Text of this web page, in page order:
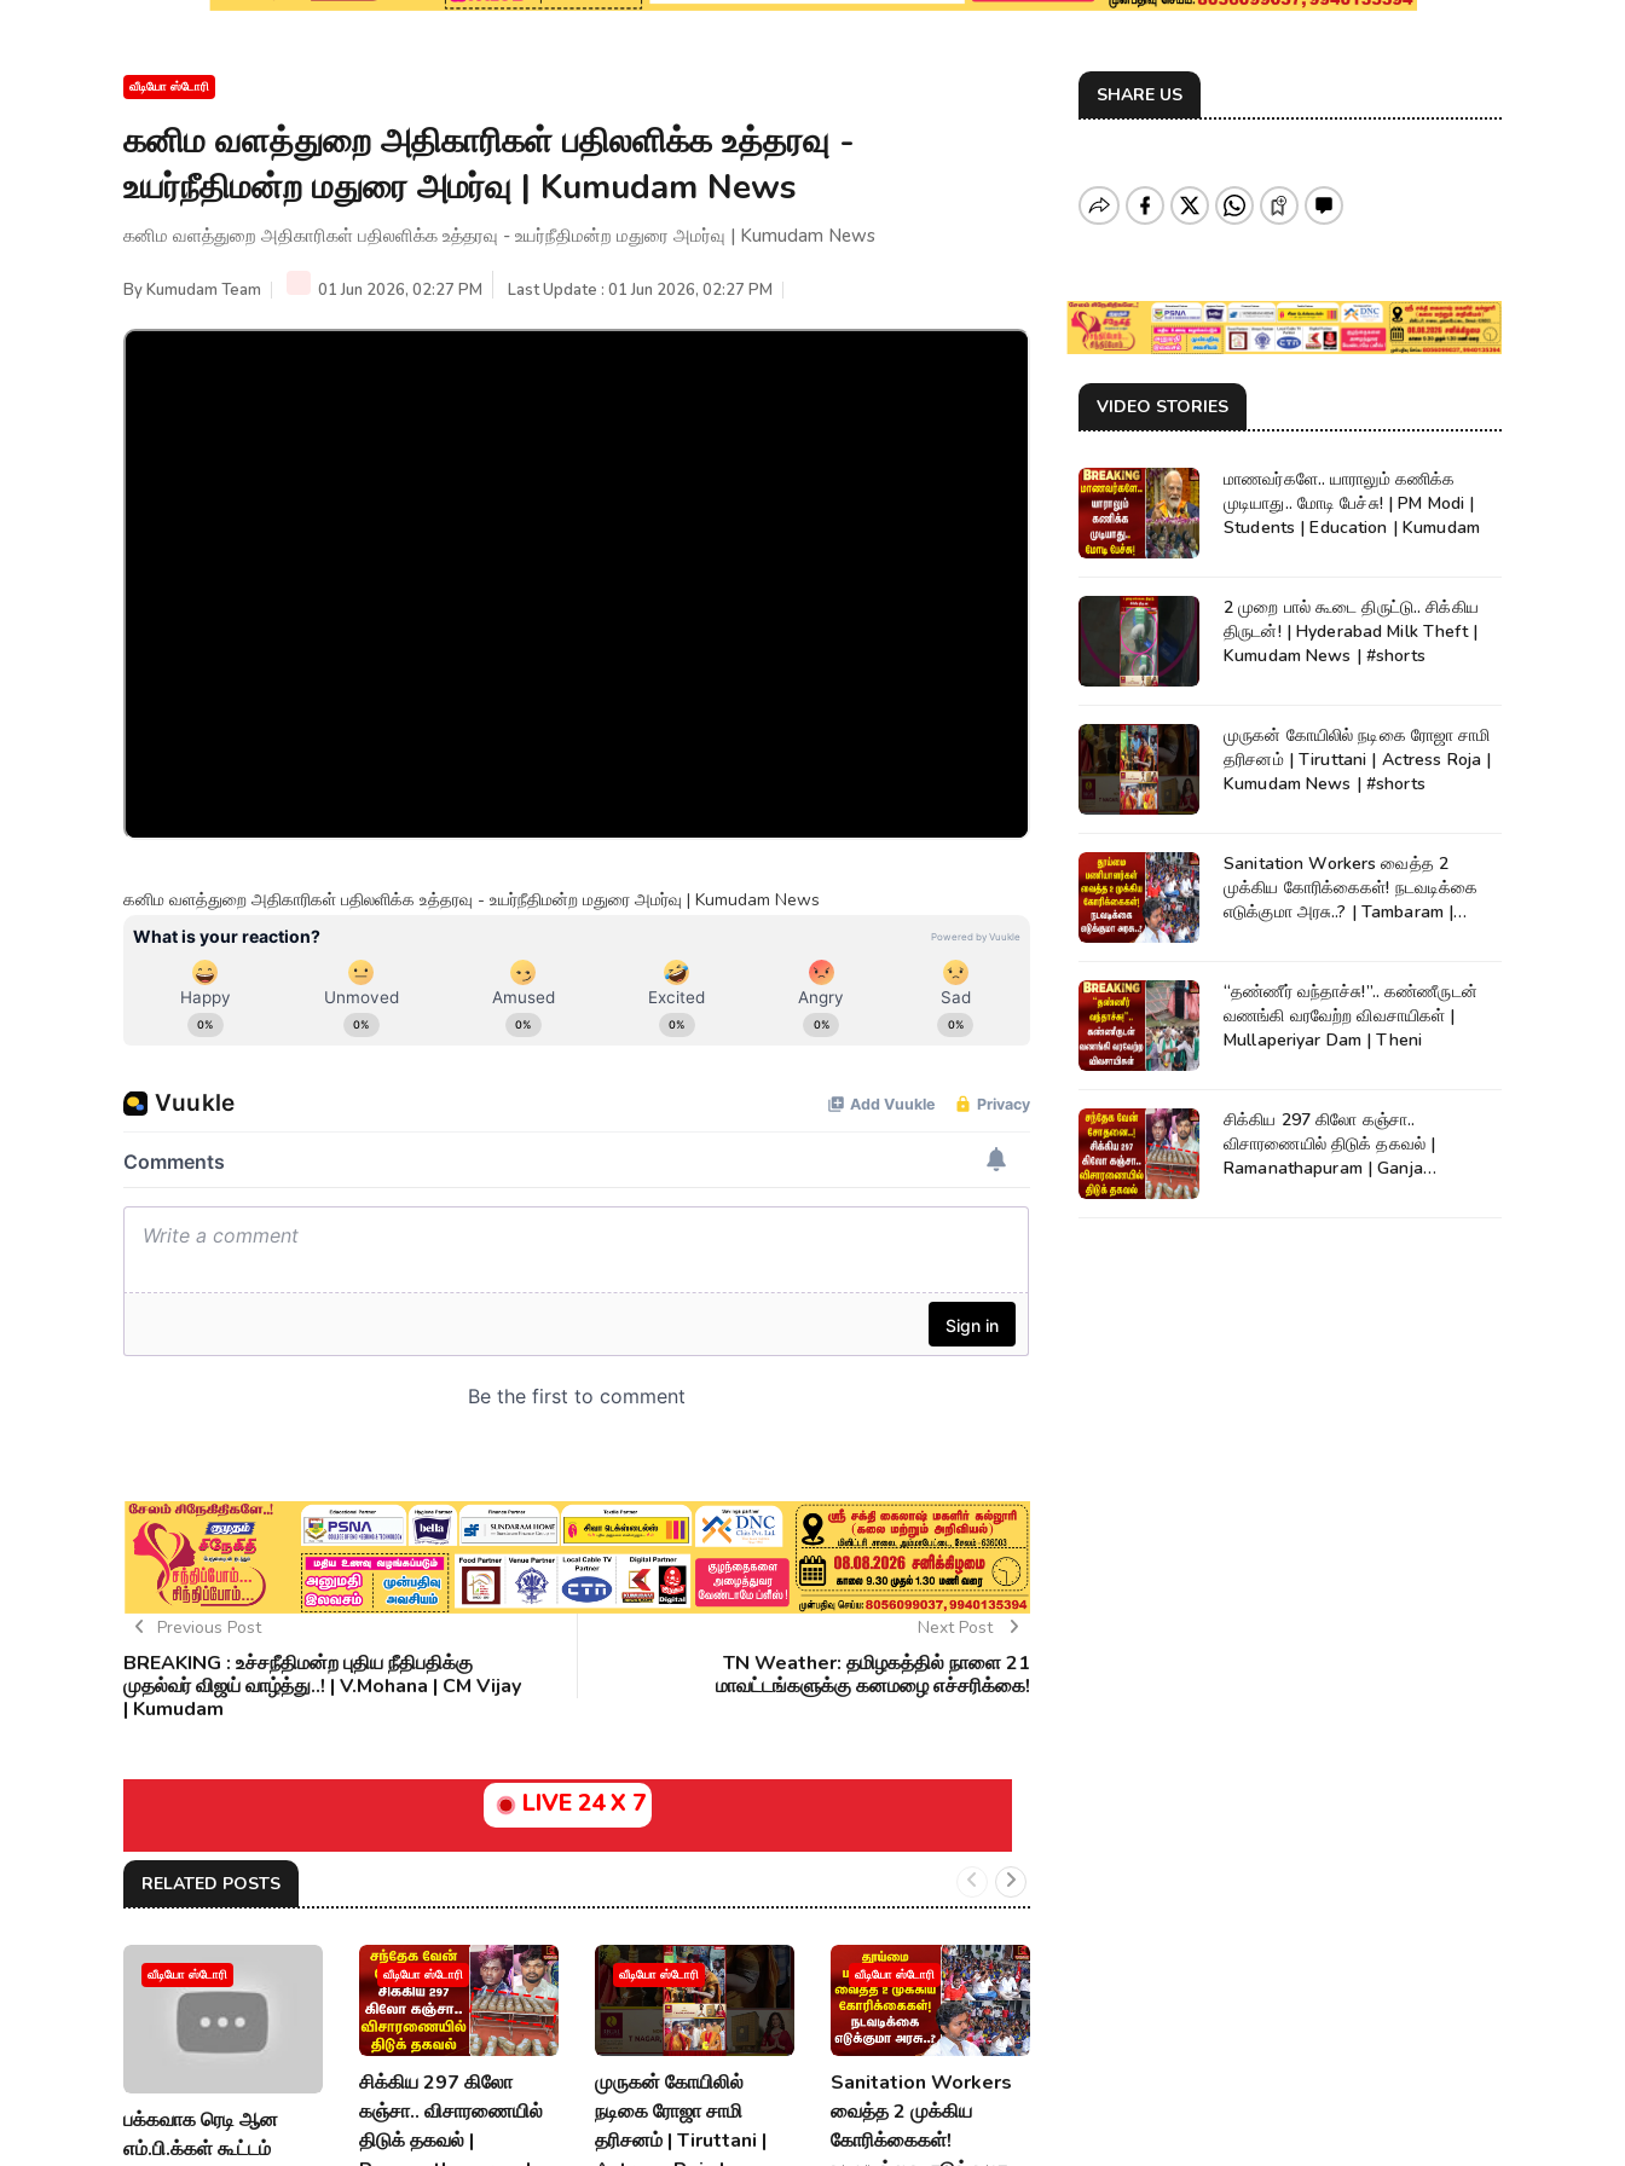
வீடியோ ஸ்டோரி
கனிம வளத்துறை அதிகாரிகள் பதிலளிக்க உத்தரவு -
உயர்நீதிமன்ற மதுரை அமர்வு | Kumudam News
கனிம வளத்துறை அதிகாரிகள் பதிலளிக்க உத்தரவு - உயர்நீதிமன்ற மதுரை அமர்வு | Kumudam News
ByKumudam Team 01 Jun 2026, 02:27 PM Last Update : 01 Jun 2026, 02:27 PM
கனிம வளத்துறை அதிகாரிகள் பதிலளிக்க உத்தரவு - உயர்நீதிமன்ற மதுரை அமர்வு | Kumudam News
Previous Post
BREAKING : உச்சநீதிமன்ற புதிய நீதிபதிக்கு
முதல்வர் விஜய் வாழ்த்து..! | V.Mohana | CM Vijay
| Kumudam
Next Post
TN Weather: தமிழகத்தில் நாளை 21
மாவட்டங்களுக்கு கனமழை எச்சரிக்கை!
LIVE 24 X 7
RELATED POSTS
வீடியோ ஸ்டோரி
பக்கவாக ரெடி ஆன
எம்.பி.க்கள் கூட்டம்
வீடியோ ஸ்டோரி
சிக்கிய 297 கிலோ
கஞ்சா.. விசாரணையில்
திடுக் தகவல் |
வீடியோ ஸ்டோரி
முருகன் கோயிலில்
நடிகை ரோஜா சாமி
தரிசனம் | Tiruttani |
வீடியோ ஸ்டோரி
Sanitation Workers
வைத்த 2 முக்கிய
கோரிக்கைகள்!
SHARE US
VIDEO STORIES
மாணவர்களே.. யாராலும் கணிக்க
முடியாது.. மோடி பேச்சு! | PM Modi |
Students | Education | Kumudam
2 முறை பால் கூடை திருட்டு.. சிக்கிய
திருடன்! | Hyderabad Milk Theft |
Kumudam News | #shorts
முருகன் கோயிலில் நடிகை ரோஜா சாமி
தரிசனம் | Tiruttani | Actress Roja |
Kumudam News | #shorts
Sanitation Workers வைத்த 2
முக்கிய கோரிக்கைகள்! நடவடிக்கை
எடுக்குமா அரசு..? | Tambaram |
“தண்ணீர் வந்தாச்சு!”.. கண்ணீருடன்
வணங்கி வரவேற்ற விவசாயிகள் |
Mullaperiyar Dam | Theni
சிக்கிய 297 கிலோ கஞ்சா..
விசாரணையில் திடுக் தகவல் |
Ramanathapuram | Ganja